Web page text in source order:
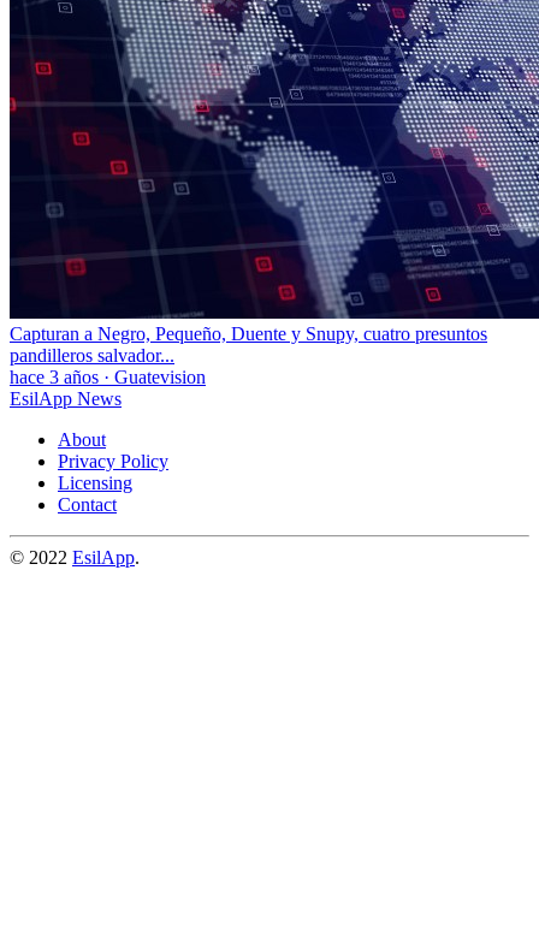
Capturan a Negro, Pequeño, Duente y Snupy, cuatro presuntos
pandilleros salvador...
hace 3 años · Guatevision
EsilApp News
About
Privacy Policy
Licensing
Contact
© 2022 EsilApp.